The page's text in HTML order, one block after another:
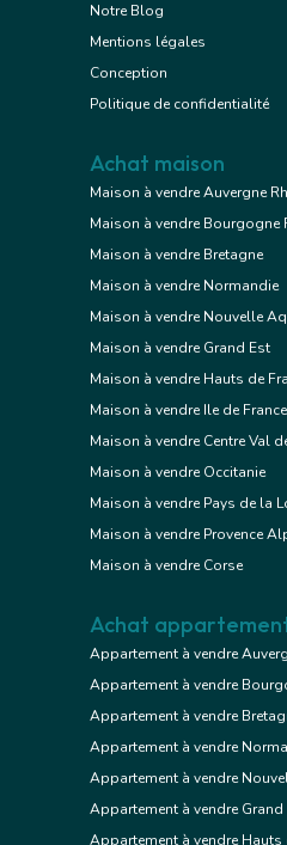
Notre Blog
Mentions légales
Conception
Politique de confidentialité
Achat maison
Maison à vendre Auvergne
Maison à vendre Bourgogne
Maison à vendre Bretagne
Maison à vendre Normandie
Maison à vendre Nouvelle
Maison à vendre Grand Est
Maison à vendre Hauts de
Maison à vendre Ile de France
Maison à vendre Centre Val
Maison à vendre Occitanie
Maison à vendre Pays de la
Maison à vendre Provence
Maison à vendre Corse
Achat
Appartement à vendre
Appartement à vendre
Appartement à vendre
Appartement à vendre
Appartement à vendre
Appartement à vendre Grand
Appartement à vendre Hauts